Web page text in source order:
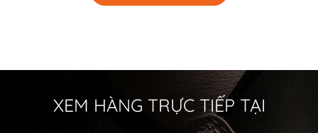
XEM HÀNG TRỰC TIẾP TẠI